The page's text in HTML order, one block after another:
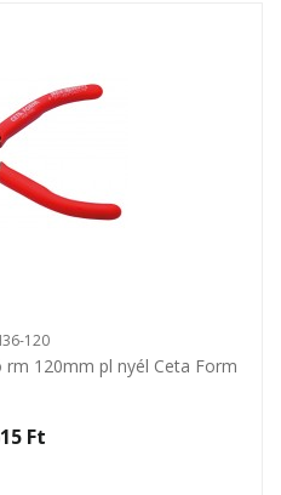
120
120mm pl nyél Ceta Form
Ft‎